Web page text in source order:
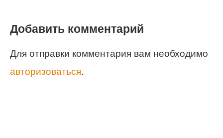
Добавить комментарий
Для отправки комментария вам необходимо
авторизоваться.